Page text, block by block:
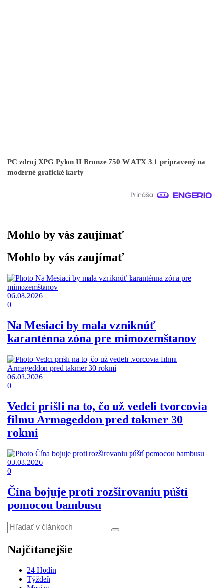
PC zdroj XPG Pylon II Bronze 750 W ATX 3.1 pripravený na
moderné grafické karty
Mohlo by vás zaujímať
Mohlo by vás zaujímať
06.08.2026
0
Na Mesiaci by mala vzniknúť
karanténna zóna pre mimozemštanov
06.08.2026
0
Vedci prišli na to, čo už vedeli tvorcovia
filmu Armageddon pred takmer 30
rokmi
03.08.2026
0
Čína bojuje proti rozširovaniu púští
pomocou bambusu
Najčítanejšie
24 Hodín
Týždeň